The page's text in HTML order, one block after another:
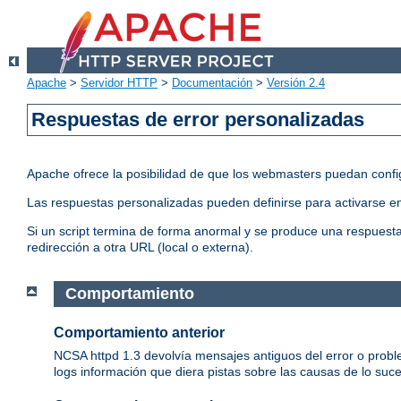
Apache > Servidor HTTP > Documentación > Versión 2.4
Respuestas de error personalizadas
Apache ofrece la posibilidad de que los webmasters puedan
Las respuestas personalizadas pueden definirse para activarse
Si un script termina de forma anormal y se produce una
redirección a otra URL (local o externa).
Comportamiento
Comportamiento anterior
NCSA httpd 1.3 devolvía mensajes antiguos del error o
logs información que diera pistas sobre las causas de lo